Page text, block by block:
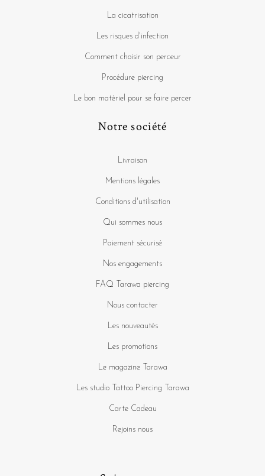
La cicatrisation
Les risques d'infection
Comment choisir son perceur
Procédure piercing
Le bon matériel pour se faire percer
Notre société
Livraison
Mentions légales
Conditions d'utilisation
Qui sommes nous
Paiement sécurisé
Nos engagements
FAQ Tarawa piercing
Nous contacter
Les nouveautés
Les promotions
Le magazine Tarawa
Les studio Tattoo Piercing Tarawa
Carte Cadeau
Rejoins nous